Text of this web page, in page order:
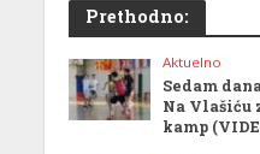
Prethodno:
Aktuelno
Sedam
Na Vlašiću
kamp